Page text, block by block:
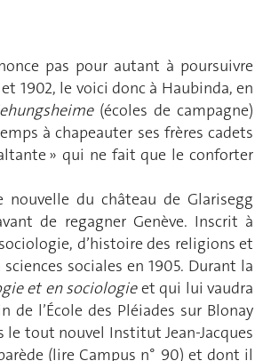
pas pour autant à poursuivre
1902, le voici donc à Haubinda, en
(écoles de campagne)
à chapeauter ses frères cadets
» qui ne fait que le conforter
du château de Glarisegg
de regagner Genève. Inscrit à
d’histoire des religions et
sociales en 1905. Durant la
et en sociologieet qui lui vaudra
de l’École des Pléiades sur Blonay
le tout nouvel Institut Jean-Jacques
(lire Campus n° 90) et dont il